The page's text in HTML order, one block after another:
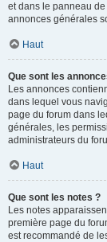
et dans le panneau
annonces générales
Haut
Que sont les
Les annonces
dans lequel vous
page du forum dans
générales, les
administrateurs du
Haut
Que sont les notes ?
Les notes
première page du
est recommandé de